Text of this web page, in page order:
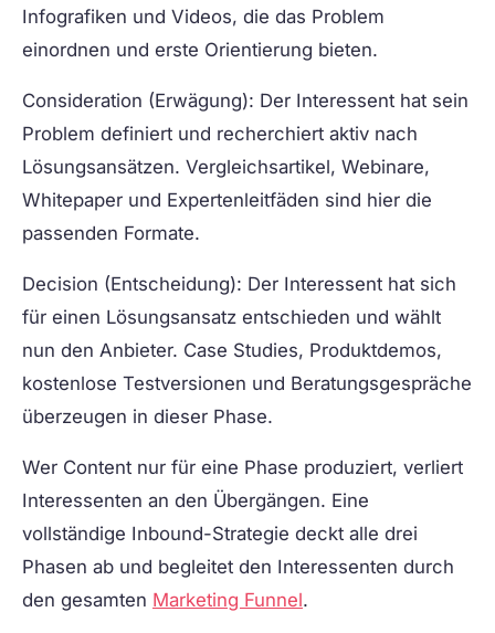
Infografiken und Videos, die das Problem
einordnen und erste Orientierung bieten.
Consideration (Erwägung): Der Interessent hat sein
Problem definiert und recherchiert aktiv nach
Lösungsansätzen. Vergleichsartikel, Webinare,
Whitepaper und Expertenleitfäden sind hier die
passenden Formate.
Decision (Entscheidung): Der Interessent hat sich
für einen Lösungsansatz entschieden und wählt
nun den Anbieter. Case Studies, Produktdemos,
kostenlose Testversionen und Beratungsgespräche
überzeugen in dieser Phase.
Wer Content nur für eine Phase produziert, verliert
Interessenten an den Übergängen. Eine
vollständige Inbound-Strategie deckt alle drei
Phasen ab und begleitet den Interessenten durch
den gesamten Marketing Funnel.